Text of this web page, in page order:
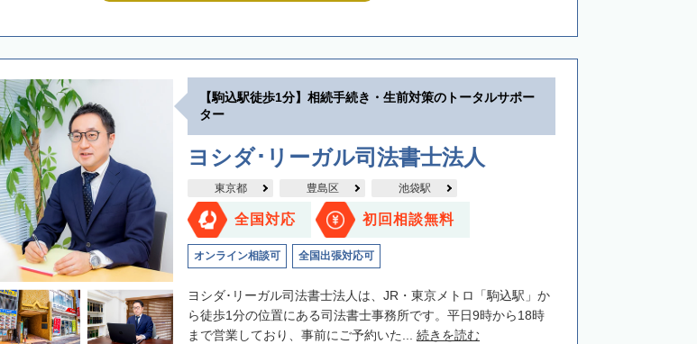
【駒込駅徒歩1分】相続手続き・生前対策のトータルサポー
ター
ヨシダ･リーガル司法書士法人
東京都 豊島区 池袋駅
全国対応 初回相談無料
オンライン相談可 全国出張対応可
ヨシダ･リーガル司法書士法人は、JR・東京メトロ「駒込駅」か
ら徒歩1分の位置にある司法書士事務所です。平日9時から18時
まで営業しており、事前にご予約いた... 続きを読む